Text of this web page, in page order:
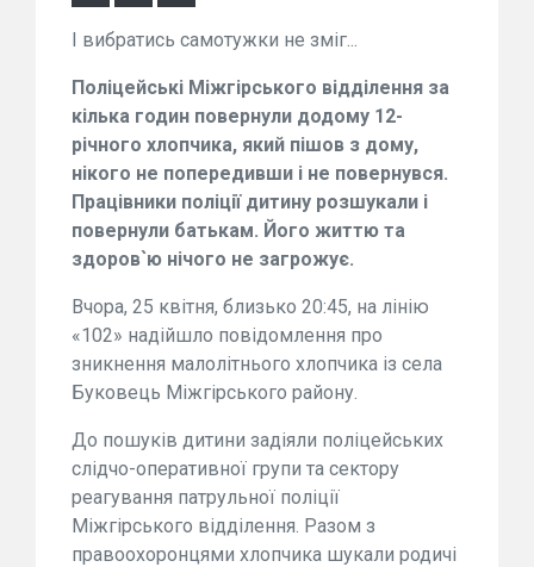
І вибратись самотужки не зміг...
Поліцейські Міжгірського відділення за
кілька годин повернули додому 12-
річного хлопчика, який пішов з дому,
нікого не попередивши і не повернувся.
Працівники поліції дитину розшукали і
повернули батькам. Його життю та
здоров`ю нічого не загрожує.
Вчора, 25 квітня, близько 20:45, на лінію
«102» надійшло повідомлення про
зникнення малолітнього хлопчика із села
Буковець Міжгірського району.
До пошуків дитини задіяли поліцейських
слідчо-оперативної групи та сектору
реагування патрульної поліції
Міжгірського відділення. Разом з
правоохоронцями хлопчика шукали родичі